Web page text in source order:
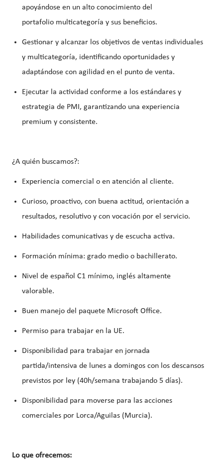
apoyándose en un alto conocimiento del
portafolio multicategoría y sus beneficios.
Gestionar y alcanzar los objetivos de ventas individuales
y multicategoría, identificando oportunidades y
adaptándose con agilidad en el punto de venta.
Ejecutar la actividad conforme a los estándares y
estrategia de PMI , garantizando una experiencia
premium y consistente.
¿A quién buscamos?:
Experiencia comercial o en atención al cliente.
Curioso, proactivo, con buena actitud, orientación a
resultados, resolutivo y con vocación por el servicio.
Habilidades comunicativas y de escucha activa.
Formación mínima: grado medio o bachillerato.
Nivel de español C1 mínimo, inglés altamente
valorable.
Buen manejo del paquete Microsoft Office.
Permiso para trabajar en la UE.
Disponibilidad para trabajar en jornada
partida/intensiva de lunes a domingos con los descansos
previstos por ley (40h/semana trabajando 5 días).
Disponibilidad para moverse para las acciones
comerciales por Lorca/Aguilas (Murcia).
Lo que ofrecemos: